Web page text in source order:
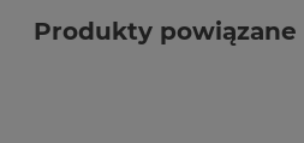
Produkty powiązane